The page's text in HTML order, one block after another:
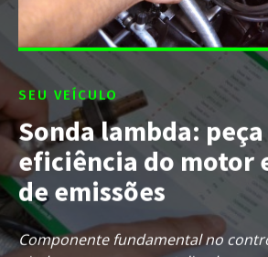
SEU VEÍCULO
Sonda lambda:
eficiência do motor
de emissões
Componente fundamental no